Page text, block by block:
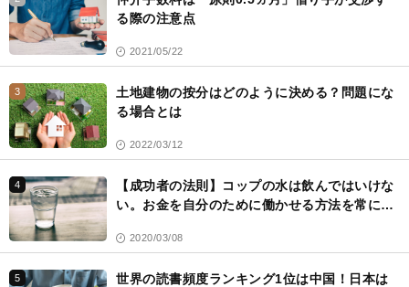
る際の注意点
2021/05/22
3
土地建物の按分はどのように決める？問題にな
る場合とは
2022/03/12
4
【成功者の法則】コップの水は飲んではいけな
い。お金を自分のために働かせる方法を常に考
2020/03/08
5
世界の読書頻度ランキング1位は中国！日本は